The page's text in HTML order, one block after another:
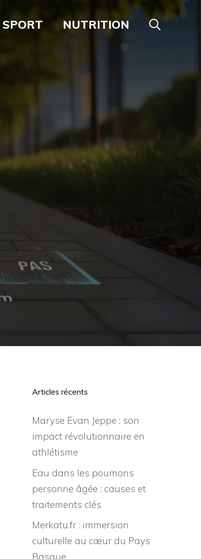
SPORT NUTRITION
Articles récents
Maryse Evan Jeppe : son
impact révolutionnaire en
athlétisme
Eau dans les poumons
personne âgée : causes et
traitements clés
Merkatu.fr : immersion
culturelle au cœur du Pays
Basque